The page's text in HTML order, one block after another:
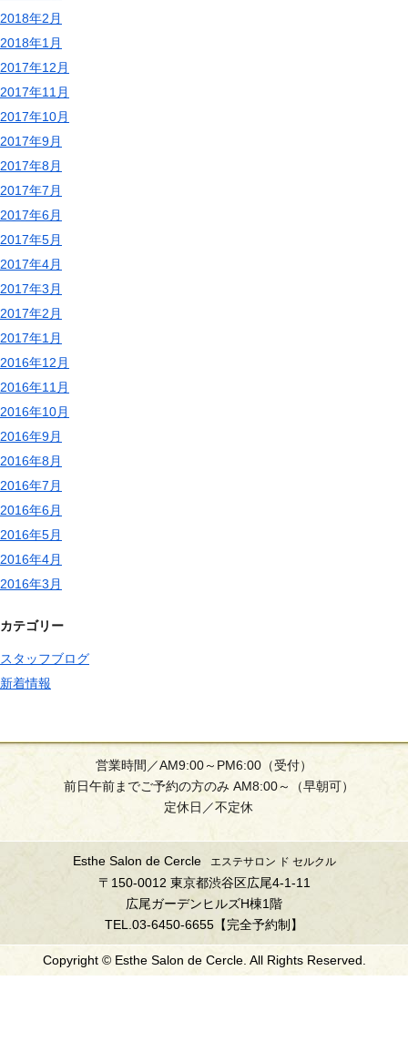
2018年2月
2018年1月
2017年12月
2017年11月
2017年10月
2017年9月
2017年8月
2017年7月
2017年6月
2017年5月
2017年4月
2017年3月
2017年2月
2017年1月
2016年12月
2016年11月
2016年10月
2016年9月
2016年8月
2016年7月
2016年6月
2016年5月
2016年4月
2016年3月
カテゴリー
スタッフブログ
新着情報
営業時間／AM9:00～PM6:00（受付）
前日午前までご予約の方のみ AM8:00～（早朝可）
定休日／不定休
Esthe Salon de Cercle エステサロン ド セルクル
〒150-0012 東京都渋谷区広尾4-1-11
広尾ガーデンヒルズH棟1階
TEL.03-6450-6655【完全予約制】
Copyright © Esthe Salon de Cercle. All Rights Reserved.